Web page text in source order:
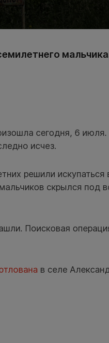
сегодня, 6
исчез.
решили искупаться
скрылся под
Поисковая
в селе